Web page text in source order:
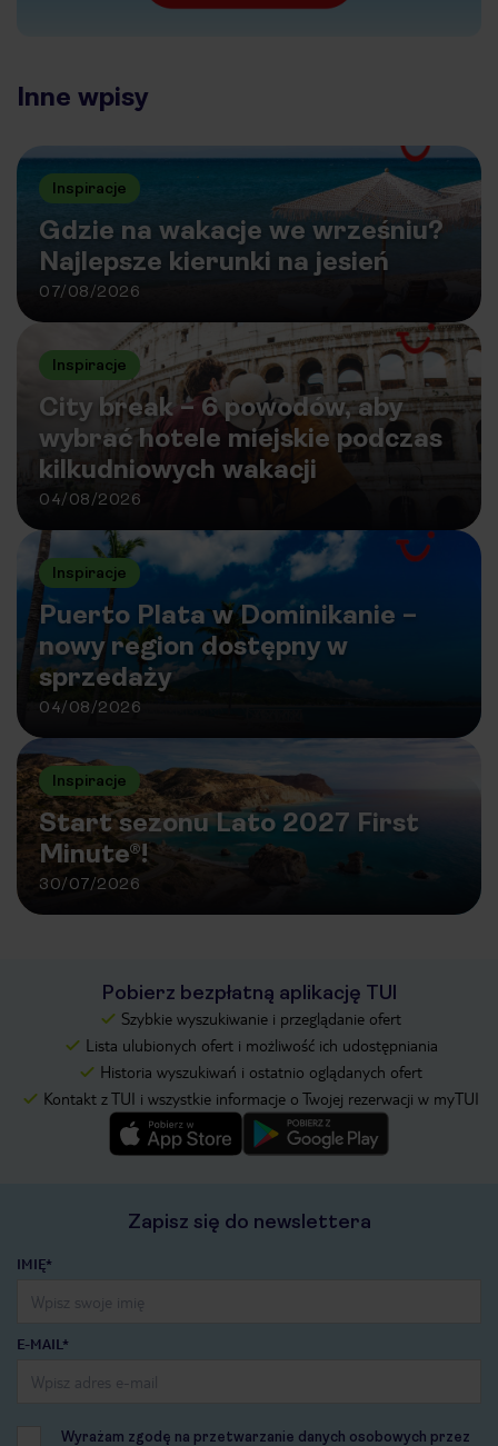
Inne wpisy
Inspiracje
Gdzie na wakacje we wrześniu?
Najlepsze kierunki na jesień
07/08/2026
Inspiracje
City break – 6 powodów, aby
wybrać hotele miejskie podczas
kilkudniowych wakacji
04/08/2026
Inspiracje
Puerto Plata w Dominikanie –
nowy region dostępny w
sprzedaży
04/08/2026
Inspiracje
Start sezonu Lato 2027 First
Minute®!
30/07/2026
Pobierz bezpłatną aplikację TUI
Szybkie wyszukiwanie i przeglądanie ofert
Lista ulubionych ofert i możliwość ich udostępniania
Historia wyszukiwań i ostatnio oglądanych ofert
Kontakt z TUI i wszystkie informacje o Twojej rezerwacji w myTUI
Zapisz się do newslettera
IMIĘ*
E-MAIL*
Wyrażam zgodę na przetwarzanie danych osobowych przez